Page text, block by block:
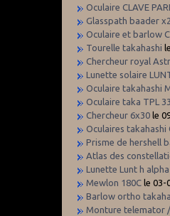
Oculaire CLAVE
Glasspath baader
Oculaire et barlow
Tourelle takahashi
Chercheur royal
Lunette solaire
Oculaire takahashi
Oculaire taka TPL
Chercheur 6x30 le
Oculaires takahashi
Prisme de hershell
Atlas des
Lunette Lunt h
Mewlon 180C le 03-
Barlow ortho
Monture telemator